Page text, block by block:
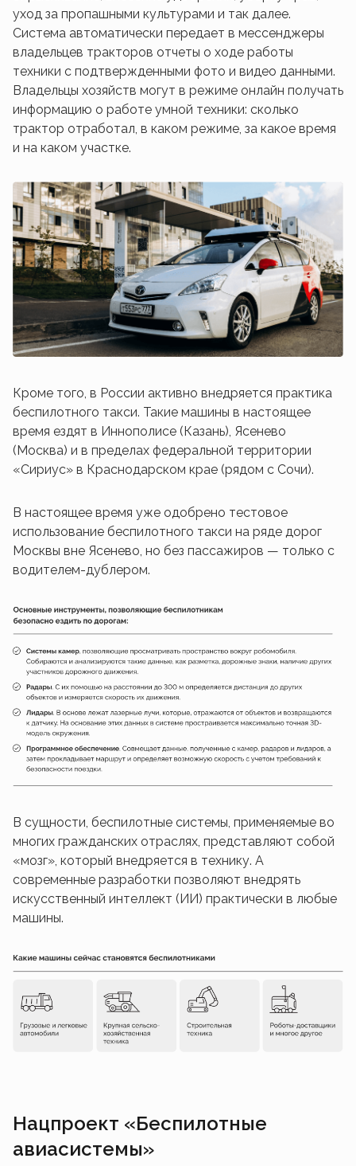
уход за пропашными культурами и так далее.
Система автоматически передает в мессенджеры
владельцев тракторов отчеты о ходе работы
техники с подтвержденными фото и видео данными.
Владельцы хозяйств могут в режиме онлайн получать
информацию о работе умной техники: сколько
трактор отработал, в каком режиме, за какое время
и на каком участке.
Кроме того, в России активно внедряется практика
беспилотного такси. Такие машины в настоящее
время ездят в Иннополисе (Казань), Ясенево
(Москва) и в пределах федеральной территории
«Сириус» в Краснодарском крае (рядом с Сочи).
В настоящее время уже одобрено тестовое
использование беспилотного такси на ряде дорог
Москвы вне Ясенево, но без пассажиров — только с
водителем-дублером.
В сущности, беспилотные системы, применяемые во
многих гражданских отраслях, представляют собой
«мозг», который внедряется в технику. А
современные разработки позволяют внедрять
искусственный интеллект (ИИ) практически в любые
машины.
Нацпроект «Беспилотные
авиасистемы»